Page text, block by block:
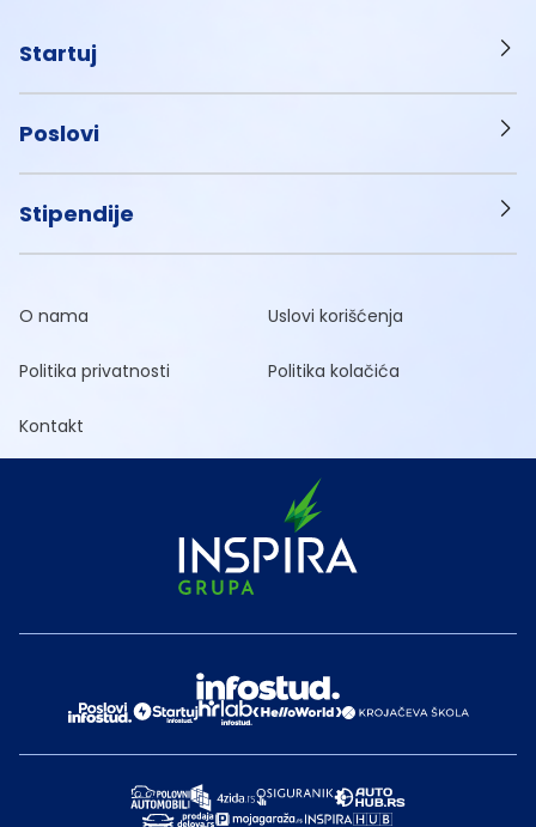
Startuj
Poslovi
Stipendije
O nama Uslovi korišćenja
Politika privatnosti Politika kolačića
Kontakt